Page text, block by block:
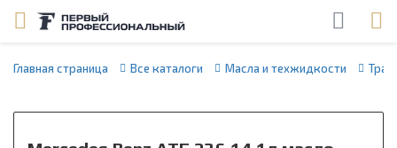
Главная страница Все каталоги Масла и техжидкости